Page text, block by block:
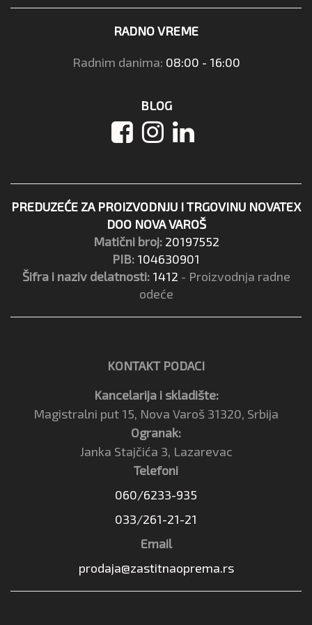
RADNO VREME
Radnim danima: 08:00 - 16:00
BLOG
PREDUZEĆE ZA PROIZVODNJU I TRGOVINU NOVATEX
DOO NOVA VAROŠ
Matični broj: 20197552
PIB: 104630901
Šifra i naziv delatnosti: 1412 - Proizvodnja radne
odeće
KONTAKT PODACI
Kancelarija i skladište:
Magistralni put 15, Nova Varoš 31320, Srbija
Ogranak:
Janka Stajčića 3, Lazarevac
Telefoni
060/6233-935
033/261-21-21
Email
prodaja@zastitnaoprema.rs